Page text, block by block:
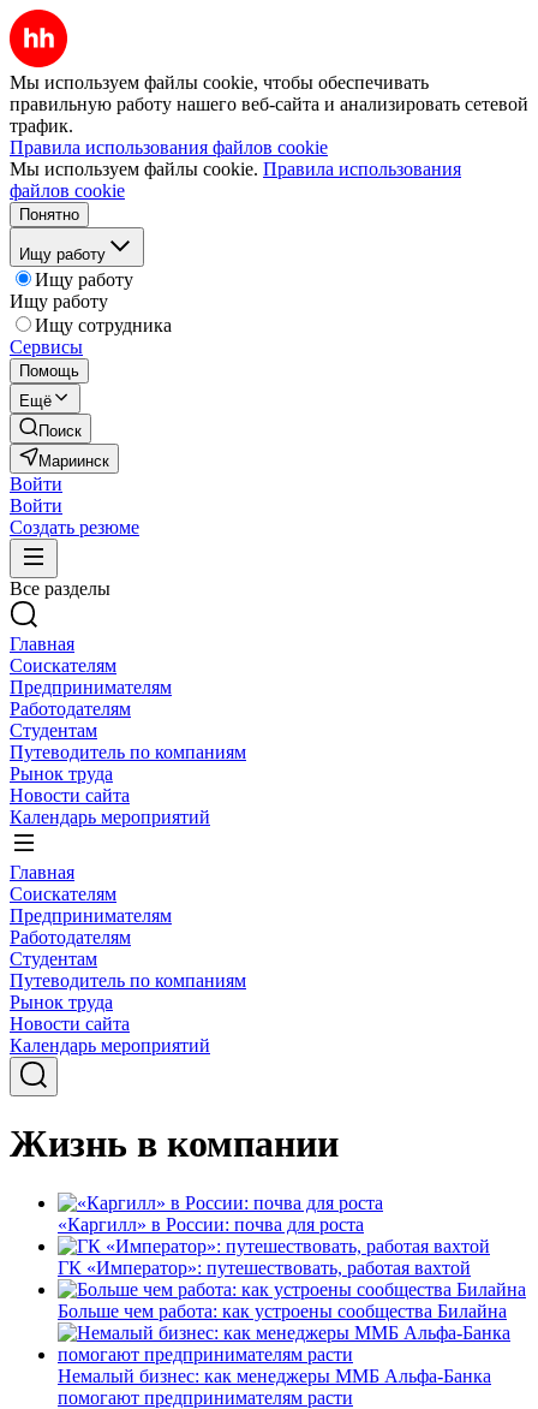
Мы используем файлы cookie, чтобы обеспечивать
правильную работу нашего веб-сайта и анализировать сетевой
трафик.
Правила использования файлов cookie
Мы используем файлы cookie. Правила использования
файлов cookie
Понятно
Ищу работу
Ищу работу
Ищу работу
Ищу сотрудника
Сервисы
Помощь
Ещё
Поиск
Мариинск
Войти
Войти
Создать резюме
Все разделы
Главная
Соискателям
Предпринимателям
Работодателям
Студентам
Путеводитель по компаниям
Рынок труда
Новости сайта
Календарь мероприятий
Главная
Соискателям
Предпринимателям
Работодателям
Студентам
Путеводитель по компаниям
Рынок труда
Новости сайта
Календарь мероприятий
Жизнь в компании
«Каргилл» в России: почва для роста
ГК «Император»: путешествовать, работая вахтой
Больше чем работа: как устроены сообщества Билайна
Немалый бизнес: как менеджеры ММБ Альфа-Банка
помогают предпринимателям расти